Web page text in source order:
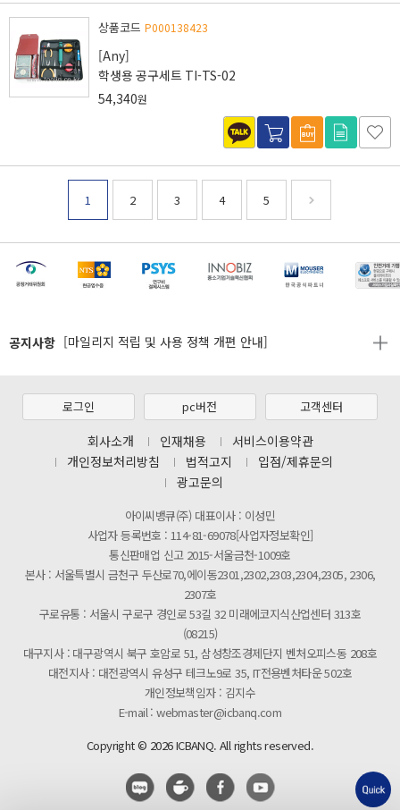
상품코드 P000138423
[Any]
학생용 공구세트 TI-TS-02
54,340원
1 2 3 4 5
공지사항
[마일리지 적립 및 사용 정책 개편 안내]
[2026년 8월 신용카드 무이자 행사 안내]
[마일리지 적립 및 사용 정책 개편 안내]
제31기 정기주주총회 소집통지서
[마일리지 적립 및 사용 정책 개편 안내]
로그인 pc버전 고객센터
회사소개 인재채용
서비스이용약관
개인정보처리방침
법적고지
입점/제휴문의
광고문의
아이씨뱅큐(주) 대표이사 : 이성민
사업자 등록번호 : 114-81-69078[사업자정보확인]
통신판매업 신고 2015-서울금천-1009호
본사 : 서울특별시 금천구 두산로70,에이동2301,2302,2303,2304,2305, 2306,
2307호
구로유통 : 서울시 구로구 경인로 53길 32 미래에코지식산업센터 313호
(08215)
대구지사 : 대구광역시 북구 호암로 51, 삼성창조경제단지 벤처오피스동 208호
대전지사 : 대전광역시 유성구 테크노9로 35, IT전용벤처타운 502호
개인정보책임자 : 김지수
E-mail : webmaster@icbanq.com
Copyright © 2026 ICBANQ. All rights reserved.